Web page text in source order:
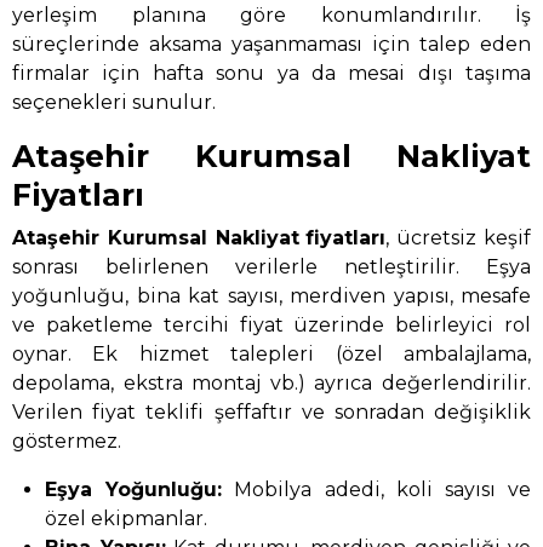
yerleşim planına göre konumlandırılır. İş
süreçlerinde aksama yaşanmaması için talep eden
firmalar için hafta sonu ya da mesai dışı taşıma
seçenekleri sunulur.
Ataşehir Kurumsal Nakliyat
Fiyatları
Ataşehir Kurumsal Nakliyat fiyatları, ücretsiz keşif
sonrası belirlenen verilerle netleştirilir. Eşya
yoğunluğu, bina kat sayısı, merdiven yapısı, mesafe
ve paketleme tercihi fiyat üzerinde belirleyici rol
oynar. Ek hizmet talepleri (özel ambalajlama,
depolama, ekstra montaj vb.) ayrıca değerlendirilir.
Verilen fiyat teklifi şeffaftır ve sonradan değişiklik
göstermez.
Eşya Yoğunluğu: Mobilya adedi, koli sayısı ve
özel ekipmanlar.